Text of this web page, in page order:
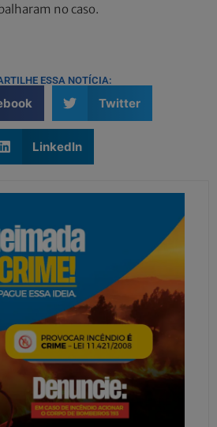
no caso.
ESSA NOTÍCIA:
Twitter
LinkedIn